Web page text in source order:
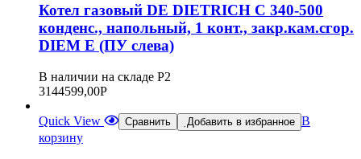
Котел газовый DE DIETRICH C 340-500
конденс., напольный, 1 конт., закр.кам.сгор.
DIEM E (ПУ слева)
В наличии на складе Р2
3144599,00Р
Quick View Сравнить Добавить в избранное В
корзину